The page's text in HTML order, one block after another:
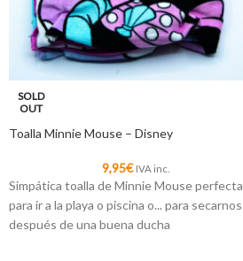
SOLD
OUT
Toalla Minnie Mouse – Disney
9,95€ IVA inc.
Simpática toalla de Minnie Mouse perfecta
para ir a la playa o piscina o... para secarnos
después de una buena ducha